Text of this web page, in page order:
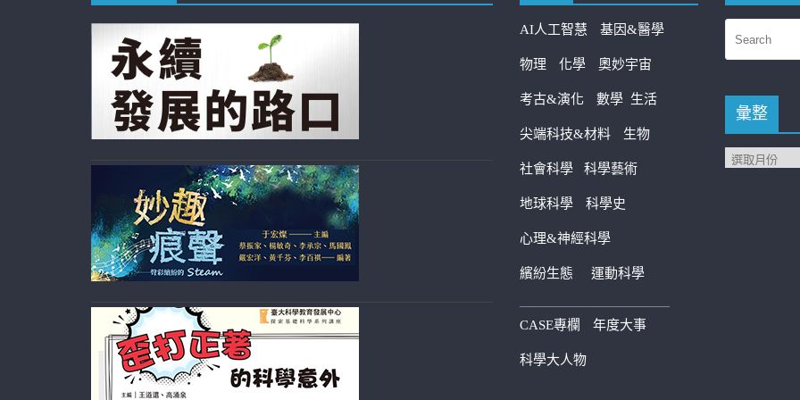
AI人工智慧 基因&醫學
物理 化學 奧妙宇宙
考古&演化 數學 生活
尖端科技&材料 生物
社會科學 科學藝術
地球科學 科學史
心理&神經科學
繽紛生態 運動科學
————————————
CASE專欄 年度大事
科學大人物
彙整